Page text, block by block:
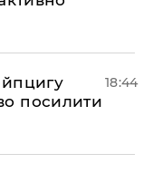
посилити
18:44